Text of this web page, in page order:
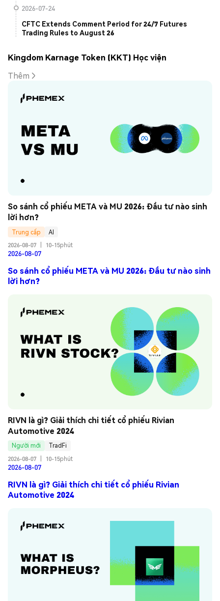
2026-07-24
CFTC Extends Comment Period for 24/7 Futures
Trading Rules to August 26
Kingdom Karnage Token (KKT) Học viện
Thêm
So sánh cổ phiếu META và MU 2026: Đầu tư nào sinh
lời hơn?
Trung cấp
AI
2026-08-07
10-15phút
2026-08-07
So sánh cổ phiếu META và MU 2026: Đầu tư nào sinh
lời hơn?
RIVN là gì? Giải thích chi tiết cổ phiếu Rivian
Automotive 2024
Người mới
TradFi
2026-08-07
10-15phút
2026-08-07
RIVN là gì? Giải thích chi tiết cổ phiếu Rivian
Automotive 2024